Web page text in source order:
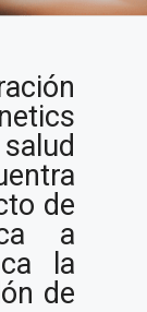
de
a
la
de